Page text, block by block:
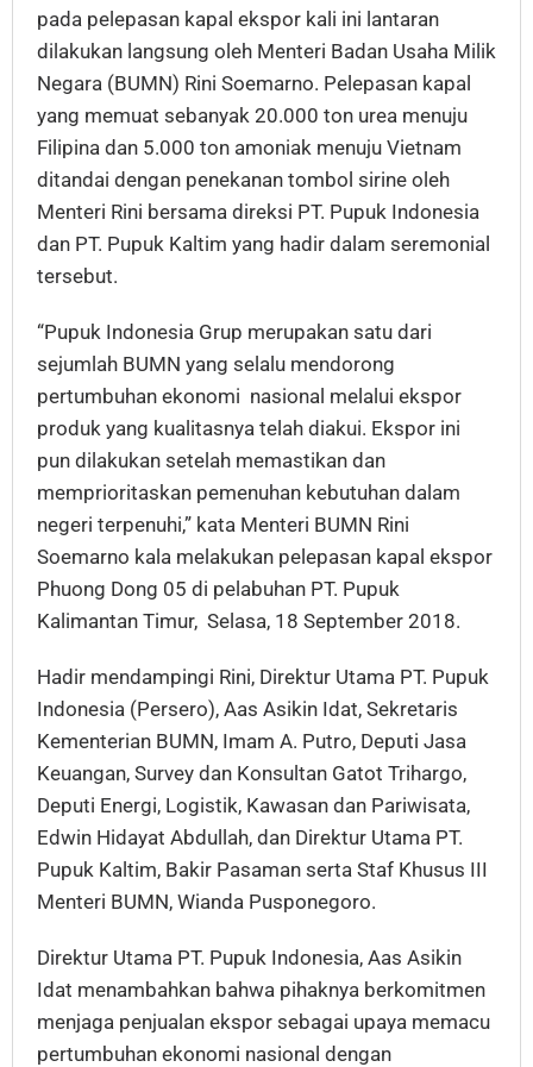
pada pelepasan kapal ekspor kali ini lantaran
dilakukan langsung oleh Menteri Badan Usaha Milik
Negara (BUMN) Rini Soemarno. Pelepasan kapal
yang memuat sebanyak 20.000 ton urea menuju
Filipina dan 5.000 ton amoniak menuju Vietnam
ditandai dengan penekanan tombol sirine oleh
Menteri Rini bersama direksi PT. Pupuk Indonesia
dan PT. Pupuk Kaltim yang hadir dalam seremonial
tersebut.
“Pupuk Indonesia Grup merupakan satu dari
sejumlah BUMN yang selalu mendorong
pertumbuhan ekonomi nasional melalui ekspor
produk yang kualitasnya telah diakui. Ekspor ini
pun dilakukan setelah memastikan dan
memprioritaskan pemenuhan kebutuhan dalam
negeri terpenuhi,” kata Menteri BUMN Rini
Soemarno kala melakukan pelepasan kapal ekspor
Phuong Dong 05 di pelabuhan PT. Pupuk
Kalimantan Timur, Selasa, 18 September 2018.
Hadir mendampingi Rini, Direktur Utama PT. Pupuk
Indonesia (Persero), Aas Asikin Idat, Sekretaris
Kementerian BUMN, Imam A. Putro, Deputi Jasa
Keuangan, Survey dan Konsultan Gatot Trihargo,
Deputi Energi, Logistik, Kawasan dan Pariwisata,
Edwin Hidayat Abdullah, dan Direktur Utama PT.
Pupuk Kaltim, Bakir Pasaman serta Staf Khusus III
Menteri BUMN, Wianda Pusponegoro.
Direktur Utama PT. Pupuk Indonesia, Aas Asikin
Idat menambahkan bahwa pihaknya berkomitmen
menjaga penjualan ekspor sebagai upaya memacu
pertumbuhan ekonomi nasional dengan